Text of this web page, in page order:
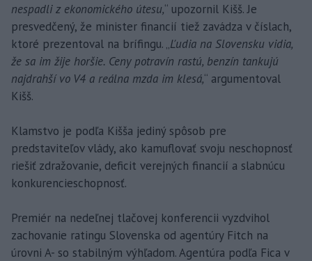
nespadli z ekonomického útesu,“ upozornil Kišš. Je
presvedčený, že minister financií tiež zavádza v číslach,
ktoré prezentoval na brífingu. „Ľudia na Slovensku vidia,
že sa im žije horšie. Ceny potravín rastú, benzín tankujú
najdrahší vo V4 a reálna mzda im klesá,“ argumentoval
Kišš.
Klamstvo je podľa Kišša jediný spôsob pre
predstaviteľov vlády, ako kamuflovať svoju neschopnosť
riešiť zdražovanie, deficit verejných financií a slabnúcu
konkurencieschopnosť.
Premiér na nedeľnej tlačovej konferencii vyzdvihol
zachovanie ratingu Slovenska od agentúry Fitch na
úrovni A- so stabilným výhľadom. Agentúra podľa Fica v